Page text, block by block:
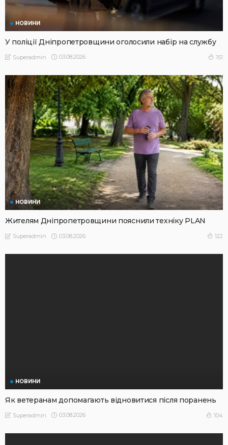
НОВИНИ
У поліції Дніпропетровщини оголосили набір на службу
Superadmin 03.08.2026 151
НОВИНИ
Жителям Дніпропетровщини пояснили техніку PLAN
Superadmin 03.08.2026 122
НОВИНИ
Як ветеранам допомагають відновитися після поранень
Superadmin 03.08.2026 104